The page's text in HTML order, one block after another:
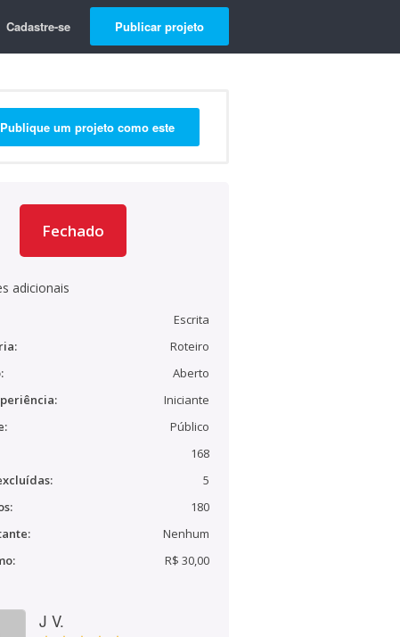
Cadastre-se Publicar projeto
Publique um projeto como este
Fechado
adicionais
Escrita
Roteiro
Aberto
Iniciante
Público
168
5
180
Nenhum
R$ 30,00
J V.